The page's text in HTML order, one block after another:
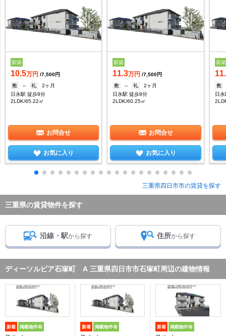
新築
10.5万円 /7,500円
敷
-- 礼
2ヶ月
日永駅 徒歩9分
2LDK/65.22㎡
お問合せ
お気に入り
新築
11.3万円 /7,500円
敷
-- 礼
2ヶ月
日永駅 徒歩9分
2LDK/60.25㎡
お問合せ
お気に入り
新築
敷
日
三重県四日市市の賃貸を探す
三重県の賃貸物件を探す
沿線・駅から探す 住所から探す
ディーソルビア石塚町 A 三重県四日市市石塚町周辺の建物情報
新着 掲載物件有 新着 掲載物件有 新着 掲載物件有